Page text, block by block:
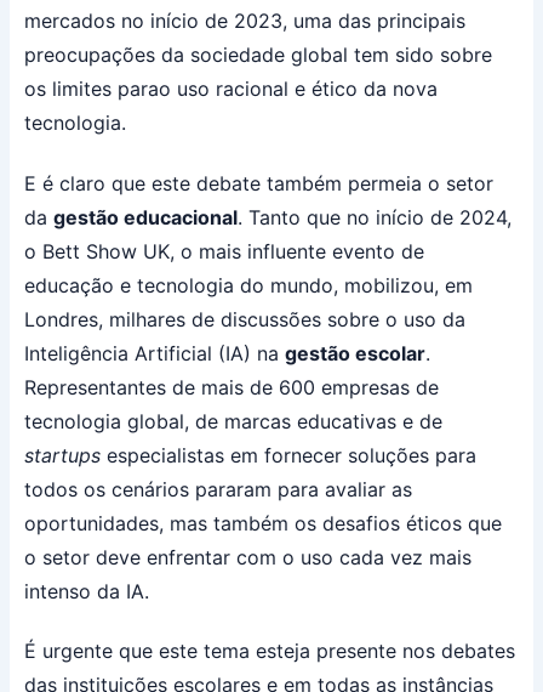
mercados no início de 2023, uma das principais
preocupações da sociedade global tem sido sobre
os limites parao uso racional e ético da nova
tecnologia.
E é claro que este debate também permeia o setor
da gestão educacional. Tanto que no início de 2024,
o Bett Show UK, o mais influente evento de
educação e tecnologia do mundo, mobilizou, em
Londres, milhares de discussões sobre o uso da
Inteligência Artificial (IA) na gestão escolar.
Representantes de mais de 600 empresas de
tecnologia global, de marcas educativas e de
startupsespecialistas em fornecer soluções para
todos os cenários pararam para avaliar as
oportunidades, mas também os desafios éticos que
o setor deve enfrentar com o uso cada vez mais
intenso da IA.
É urgente que este tema esteja presente nos debates
das instituições escolares e em todas as instâncias